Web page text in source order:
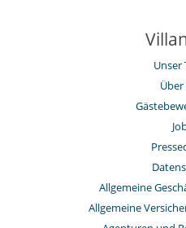
Unser
Allgemeine
Allgemeine